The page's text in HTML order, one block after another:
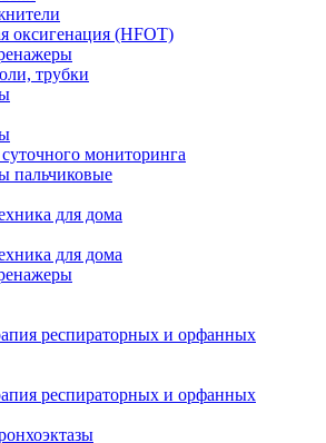
оксигенация (HFOT)
трубки
мониторинга
пальчиковые
для дома
для дома
респираторных и орфанных
респираторных и орфанных